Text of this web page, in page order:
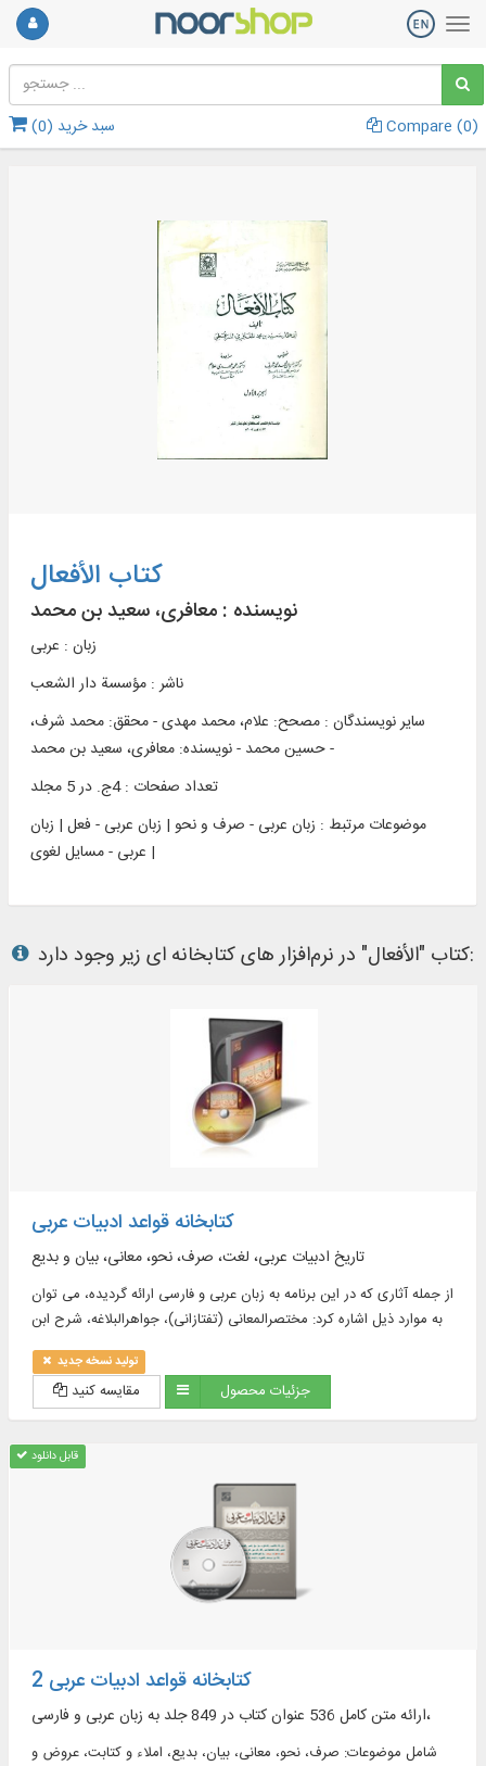
سبد خرید (0
) Compare (0)
کتاب الأفعال
نویسنده : معافری، سعید بن محمد
زبان : عربی
ناشر : مؤسسة دار الشعب
سایر نویسندگان : مصحح: علام، محمد مهدی - محقق: محمد شرف،
حسین محمد - نویسنده: معافری، سعید بن محمد -
تعداد صفحات : 4ج. در 5 مجلد
موضوعات مرتبط : زبان عربی - صرف و نحو | زبان عربی - فعل | زبان
عربی - مسایل لغوی |
کتاب "الأفعال" در نرم‌افزار های کتابخانه ای زیر وجود دارد:
کتابخانه قواعد ادبیات عربی
تاریخ ادبیات عربی، لغت، صرف، نحو، معانی، بیان و بدیع
از جمله آثاری که در این برنامه به زبان عربی و فارسی ارائه گردیده، می توان
به موارد ذیل اشاره کرد: مختصرالمعانی (تفتازانی)، جواهرالبلاغه، شرح ابن
عقیل و ...
تولید نسخه جدید
مقایسه کنید جزئیات محصول
قابل دانلود
کتابخانه قواعد ادبیات عربی 2
ارائه متن کامل 536 عنوان کتاب در 849 جلد به زبان عربی و فارسی،
شامل موضوعات: صرف، نحو، معانی، بیان، بدیع، املاء و کتابت، عروض و